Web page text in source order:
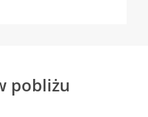
pobliżu